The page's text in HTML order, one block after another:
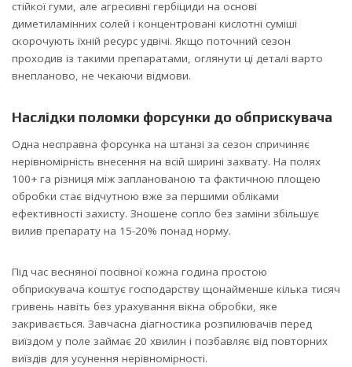
стійкої гуми, але агресивні гербіциди на основі
диметиламінних солей і концентровані кислотні суміші
скорочують їхній ресурс удвічі. Якщо поточний сезон
проходив із такими препаратами, оглянути ці деталі варто
внепланово, не чекаючи відмови.
Наслідки поломки форсунки до обприскувача
Одна несправна форсунка на штанзі за сезон спричиняє
нерівномірність внесення на всій ширині захвату. На полях
100+ га різниця між запланованою та фактичною площею
обробки стає відчутною вже за першими обліками
ефективності захисту. Зношене сопло без заміни збільшує
вилив препарату на 15-20% понад норму.
Під час весняної посівної кожна година простою
обприскувача коштує господарству щонайменше кілька тисяч
гривень навіть без урахування вікна обробки, яке
закривається. Завчасна діагностика розпилювачів перед
виїздом у поле займає 20 хвилин і позбавляє від повторних
виїздів для усунення нерівномірності.